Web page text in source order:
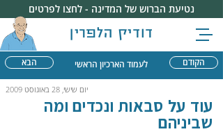
דודיק הלפרין
נטיעת הברוש של המדינה - לחצו לפרטים
הבא הקודם לעמוד הארכיון הראשי
יום שישי, 28 באוגוסט 2009
עוד על סבאות ונכדים ומה
שביניהם